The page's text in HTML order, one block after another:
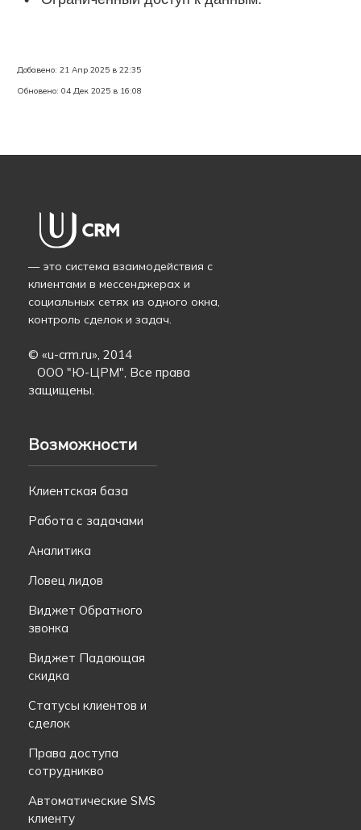
Добавено: 21 Апр 2025 в 22:35
Обновено: 04 Дек 2025 в 16:08
— это система взаимодействия с
клиентами в мессенджерах и
социальных сетях из одного окна,
контроль сделок и задач.
© «u-crm.ru», 2014
ООО "Ю-ЦРМ", Все права
защищены.
Возможности
Клиентская база
Работа с задачами
Аналитика
Ловец лидов
Виджет Обратного
звонка
Виджет Падающая
скидка
Статусы клиентов и
сделок
Права доступа
сотрудникво
Автоматические SMS
клиенту